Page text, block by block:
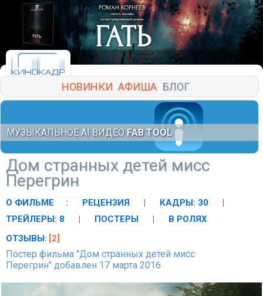
НОВИНКИ АФИША БЛОГ
МУЗЫКАЛЬНОЕ AI ВИДЕО FAB TOOL
Дом странных детей мисс
Перегрин
О ФИЛЬМЕ : РЕЦЕНЗИЯ | КАДРЫ: 30
|
ТРЕЙЛЕРЫ: 8
| ПОСТЕРЫ |
В РОЛЯХ
ОТЗЫВЫ: [2]
Постер фильма "Дом странных детей мисс
Перегрин" добавлен 17 марта 2016